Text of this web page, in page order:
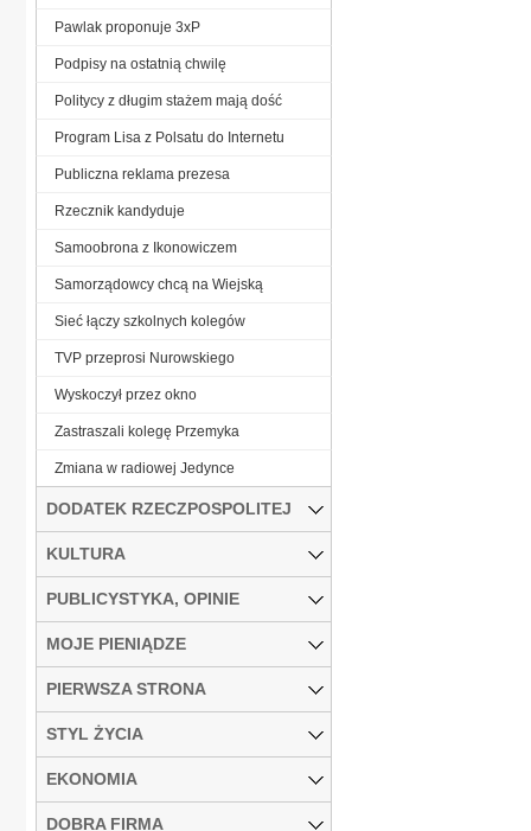
Pawlak proponuje 3xP
Podpisy na ostatnią chwilę
Politycy z długim stażem mają dość
Program Lisa z Polsatu do Internetu
Publiczna reklama prezesa
Rzecznik kandyduje
Samoobrona z Ikonowiczem
Samorządowcy chcą na Wiejską
Sieć łączy szkolnych kolegów
TVP przeprosi Nurowskiego
Wyskoczył przez okno
Zastraszali kolegę Przemyka
Zmiana w radiowej Jedynce
DODATEK RZECZPOSPOLITEJ
KULTURA
PUBLICYSTYKA, OPINIE
MOJE PIENIĄDZE
PIERWSZA STRONA
STYL ŻYCIA
EKONOMIA
DOBRA FIRMA